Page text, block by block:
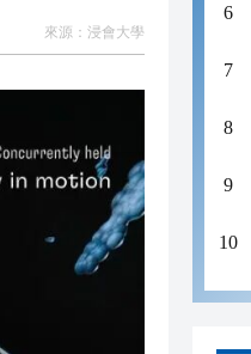
來源： 浸會大學